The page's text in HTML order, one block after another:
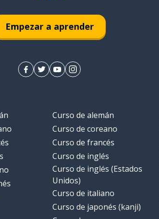
Empezar a aprender
Curso de alemán
Curso de coreano
Curso de francés
Curso de inglés
Curso de inglés (Estados
Unidos)
Curso de italiano
Curso de japonés (kanji)